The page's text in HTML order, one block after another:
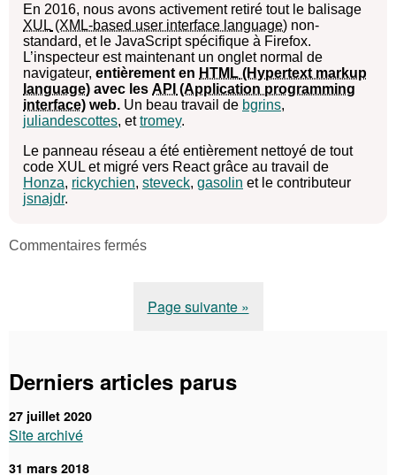
En 2016, nous avons activement retiré tout le balisage
XUL
non-
standard, et le JavaScript spécifique à Firefox.
L’inspecteur est maintenant un onglet normal de
navigateur, entièrement en HTML
avec les API
web. Un beau travail de bgrins,
juliandescottes, ettromey.
Le panneau réseau a été entièrement nettoyé de tout
code XUL et migré vers React grâce au travail de
Honza, rickychien, steveck, gasolin et le contributeur
jsnajdr.
Commentaires ferméssur
ce
savoir
Page suivante »
Derniers articles parus
27 juillet 2020
Site archivé
31 mars 2018